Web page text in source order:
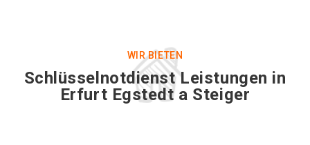
WIR BIETEN
Schlüsselnotdienst Leistungen in
Erfurt Egstedt a Steiger